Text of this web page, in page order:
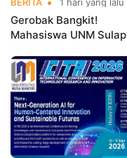
Gerobak Bangkit!
Mahasiswa UNM Sulap
Menarik dan Laris